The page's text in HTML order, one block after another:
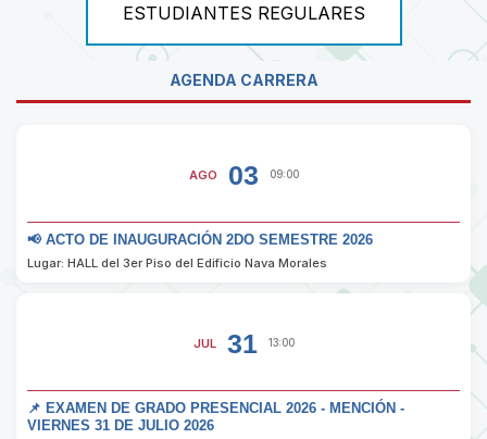
ESTUDIANTES REGULARES
AGENDA CARRERA
AGO 03 09:00
📢 ACTO DE INAUGURACIÓN 2DO SEMESTRE 2026
Lugar: HALL del 3er Piso del Edificio Nava Morales
JUL 31 13:00
📌 EXAMEN DE GRADO PRESENCIAL 2026 - MENCIÓN -
VIERNES 31 DE JULIO 2026